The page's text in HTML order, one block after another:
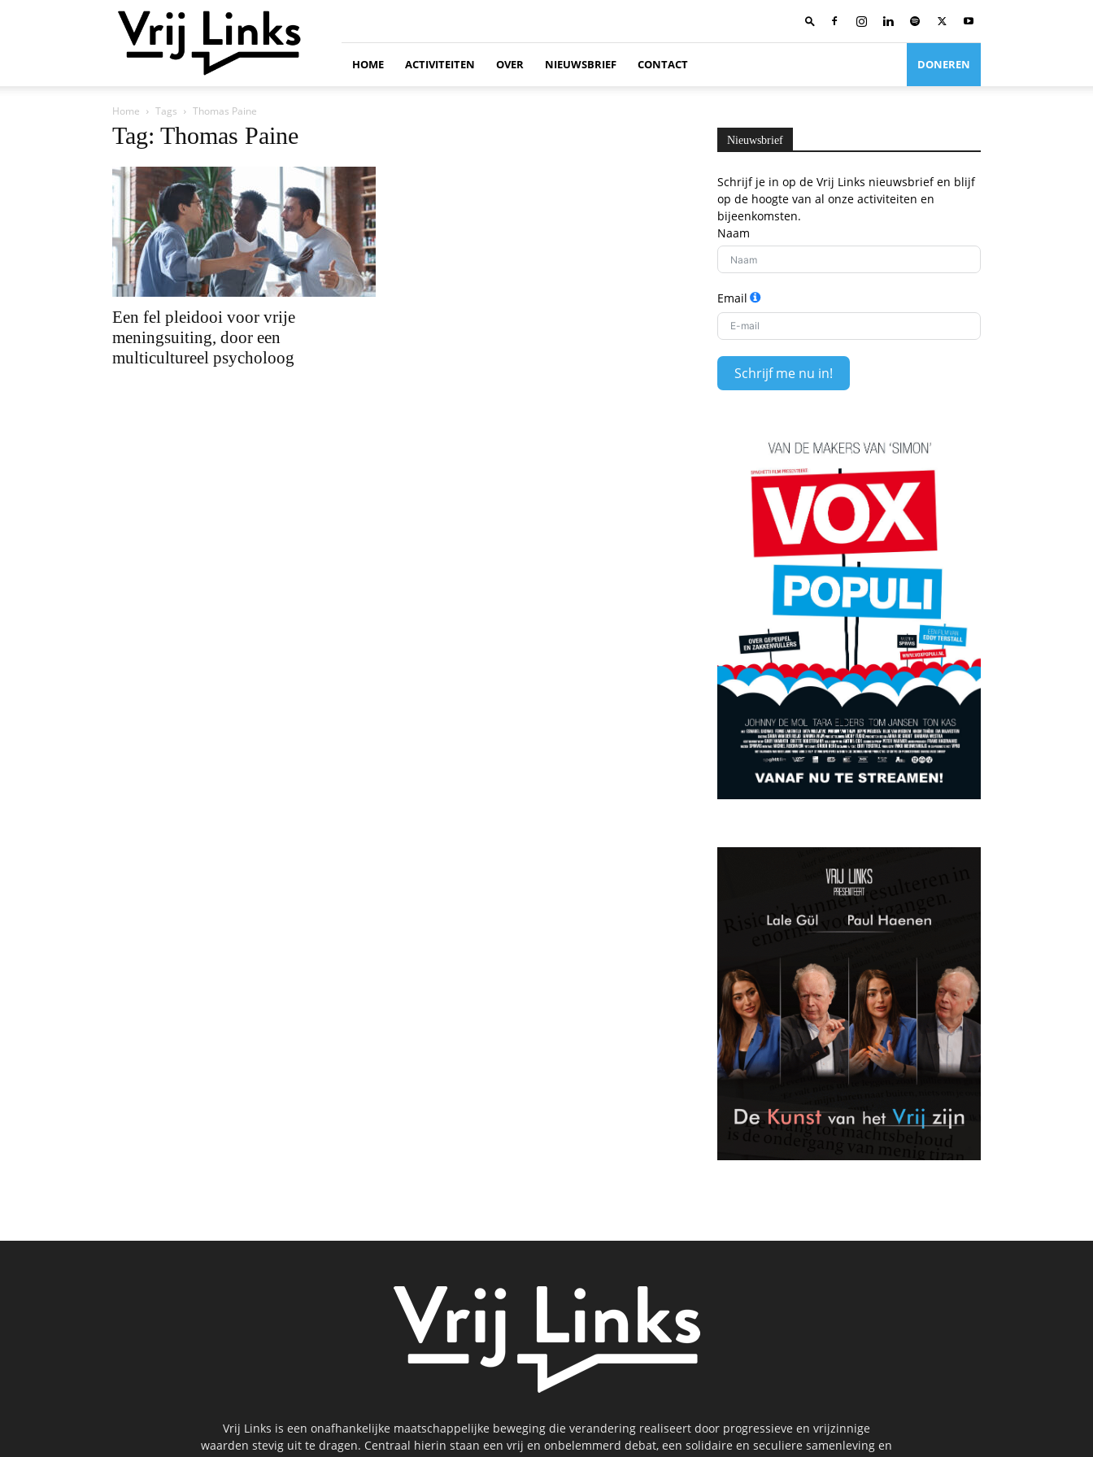
Vrij
Links
HOME ACTIVITEITEN OVER NIEUWSBRIEF CONTACT DONEREN
Home Tags Thomas Paine
Tag: Thomas Paine
Een fel pleidooi voor vrije
meningsuiting, door een
multicultureel psycholoog
Nieuwsbrief
Schrijf je in op de Vrij Links nieuwsbrief en blijf
op de hoogte van al onze activiteiten en
bijeenkomsten.
Naam
Email
Schrijf me nu in!
Vrij Links is een onafhankelijke maatschappelijke beweging die verandering realiseert door progressieve en vrijzinnige
waarden stevig uit te dragen. Centraal hierin staan een vrij en onbelemmerd debat, een solidaire en seculiere samenleving en